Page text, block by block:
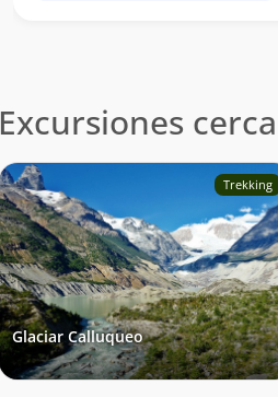
Excursiones
Trekking
Glaciar Calluqueo